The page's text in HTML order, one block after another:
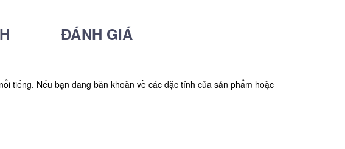
ĐÁNH GIÁ
tiếng. Nếu bạn đang băn khoăn về các đặc tính của sản phẩm hoặc